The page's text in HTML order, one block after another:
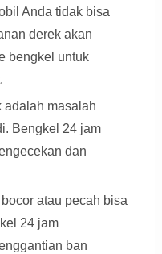
Anda tidak bisa
derek akan
bengkel untuk
adalah masalah
Bengkel 24 jam
dan
bocor atau pecah bisa
24 jam
ban